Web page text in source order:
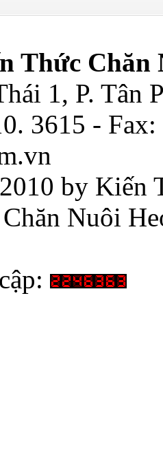
Thức Chăn
1, P. Tân
3615 -
by Kiến
Nuôi